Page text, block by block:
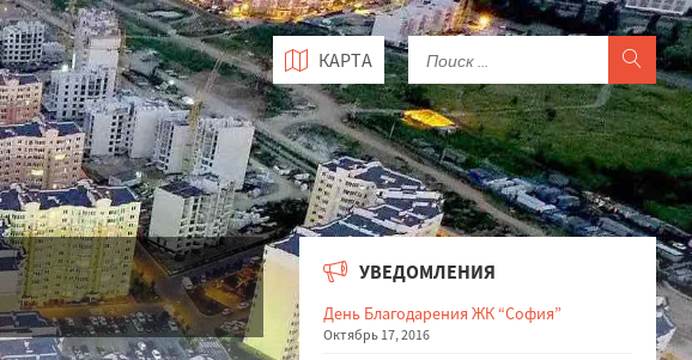
КАРТА
УВЕДОМЛЕНИЯ
День Благодарения ЖК “София”
Октябрь 17, 2016